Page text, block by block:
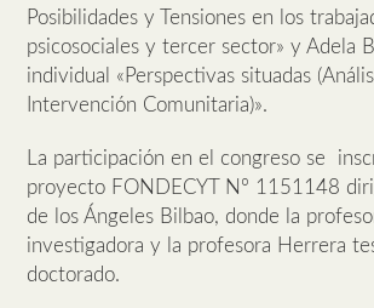
Posibilidades y Tensiones en los
psicosociales y tercer sector» y Adela
individual «Perspectivas situadas
Intervención Comunitaria)».
La participación en el congreso se
proyecto FONDECYT Nº 1151148
de los Ángeles Bilbao, donde la
investigadora y la profesora Herrera
doctorado.